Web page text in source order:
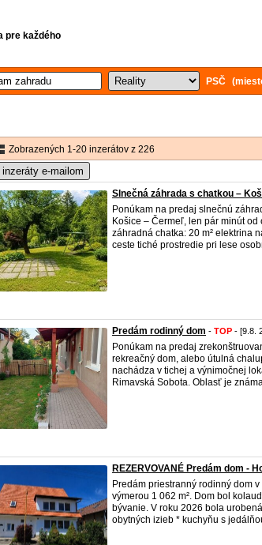
pre každého
PSČ
Zobrazených 1-20 inzerátov z 226
inzeráty e-mailom
Slnečná záhrada s chatkou –
Ponúkam na predaj slnečnú
Košice – Čermeľ, len pár minút od
záhradná chatka: 20 m² elektrina
ceste tiché prostredie pri lese
Predám rodinný dom - TOP - [9.8.
Ponúkam na predaj
rekreačný dom, alebo útulná
nachádza v tichej a výnimočnej
Rimavská Sobota. Oblasť je
REZERVOVANÉ Predám dom -
Predám priestranný rodinný dom
výmerou 1 062 m². Dom bol
bývanie. V roku 2026 bola
obytných izieb * kuchyňu s